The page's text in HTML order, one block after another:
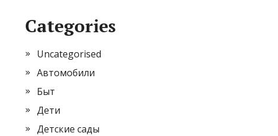
Categories
Uncategorised
Автомобили
Быт
Дети
Детские сады